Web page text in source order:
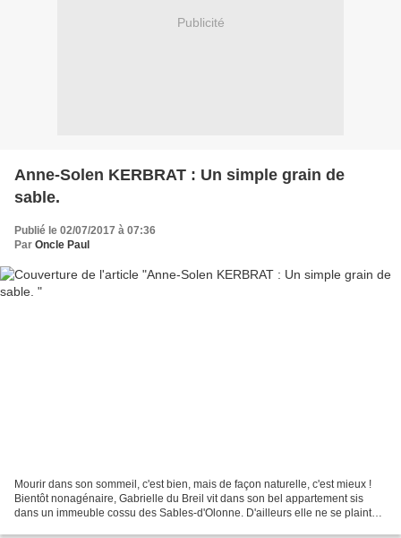
Publicité
Anne-Solen KERBRAT : Un simple grain de
sable.
Publié le 02/07/2017 à 07:36
Par Oncle Paul
Mourir dans son sommeil, c'est bien, mais de façon naturelle, c'est mieux !
Bientôt nonagénaire, Gabrielle du Breil vit dans son bel appartement sis
dans un immeuble cossu des Sables-d'Olonne. D'ailleurs elle ne se plaint